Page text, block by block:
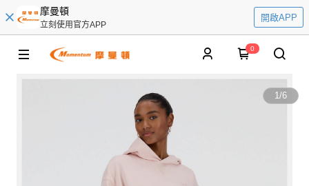
摩曼頓
立刻使用官方APP
開啟APP
0
1/6